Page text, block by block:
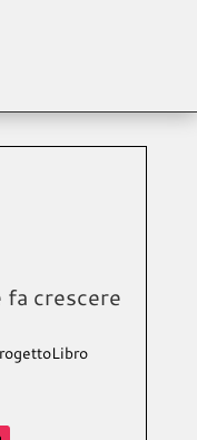
crescere